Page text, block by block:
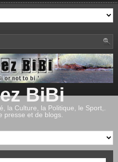
BiBi
la Culture, la Politique, le Sport,.
presse et de blogs.